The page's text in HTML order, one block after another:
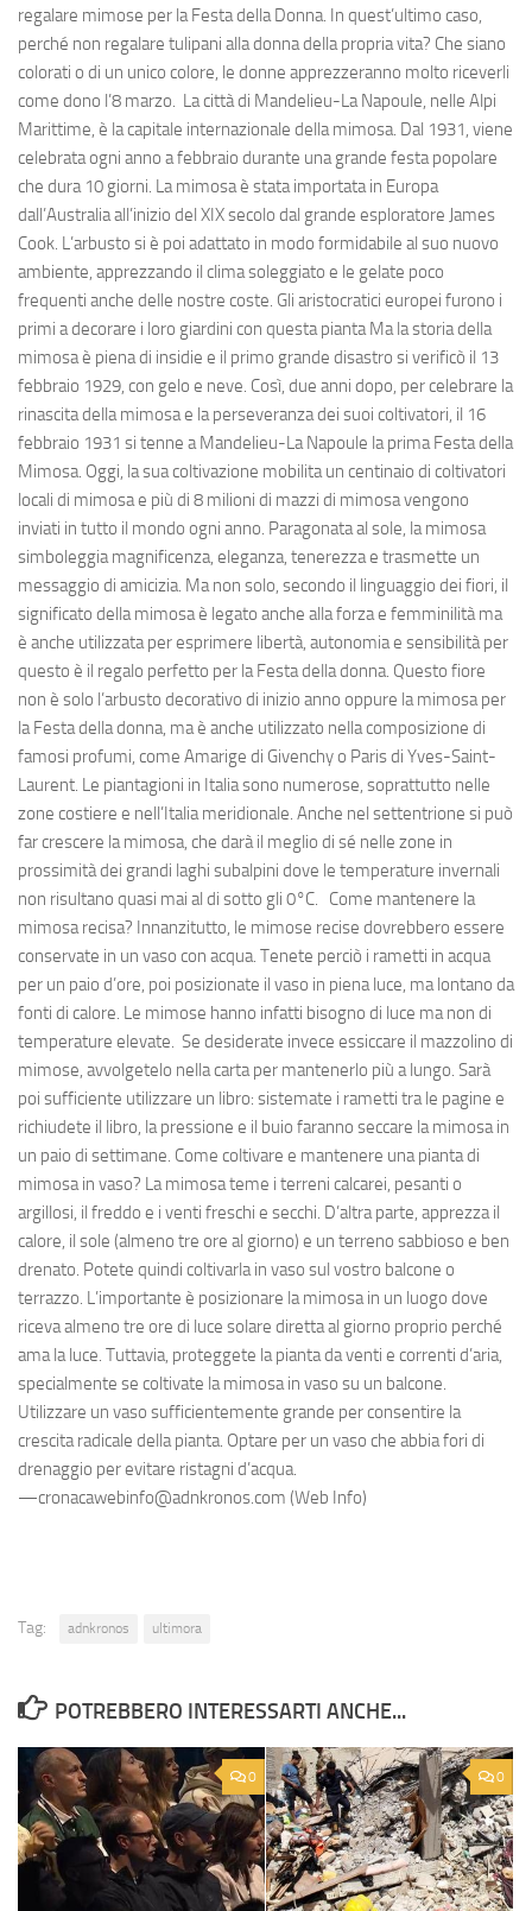
regalare mimose per la Festa della Donna. In quest’ultimo caso,
perché non regalare tulipani alla donna della propria vita? Che siano
colorati o di un unico colore, le donne apprezzeranno molto riceverli
come dono l’8 marzo. La città di Mandelieu-La Napoule, nelle Alpi
Marittime, è la capitale internazionale della mimosa. Dal 1931, viene
celebrata ogni anno a febbraio durante una grande festa popolare
che dura 10 giorni. La mimosa è stata importata in Europa
dall’Australia all’inizio del XIX secolo dal grande esploratore James
Cook. L’arbusto si è poi adattato in modo formidabile al suo nuovo
ambiente, apprezzando il clima soleggiato e le gelate poco
frequenti anche delle nostre coste. Gli aristocratici europei furono i
primi a decorare i loro giardini con questa pianta Ma la storia della
mimosa è piena di insidie e il primo grande disastro si verificò il 13
febbraio 1929, con gelo e neve. Così, due anni dopo, per celebrare la
rinascita della mimosa e la perseveranza dei suoi coltivatori, il 16
febbraio 1931 si tenne a Mandelieu-La Napoule la prima Festa della
Mimosa. Oggi, la sua coltivazione mobilita un centinaio di coltivatori
locali di mimosa e più di 8 milioni di mazzi di mimosa vengono
inviati in tutto il mondo ogni anno. Paragonata al sole, la mimosa
simboleggia magnificenza, eleganza, tenerezza e trasmette un
messaggio di amicizia. Ma non solo, secondo il linguaggio dei fiori, il
significato della mimosa è legato anche alla forza e femminilità ma
è anche utilizzata per esprimere libertà, autonomia e sensibilità per
questo è il regalo perfetto per la Festa della donna. Questo fiore
non è solo l’arbusto decorativo di inizio anno oppure la mimosa per
la Festa della donna, ma è anche utilizzato nella composizione di
famosi profumi, come Amarige di Givenchy o Paris di Yves-Saint-
Laurent. Le piantagioni in Italia sono numerose, soprattutto nelle
zone costiere e nell’Italia meridionale. Anche nel settentrione si può
far crescere la mimosa, che darà il meglio di sé nelle zone in
prossimità dei grandi laghi subalpini dove le temperature invernali
non risultano quasi mai al di sotto gli 0°C. Come mantenere la
mimosa recisa? Innanzitutto, le mimose recise dovrebbero essere
conservate in un vaso con acqua. Tenete perciò i rametti in acqua
per un paio d’ore, poi posizionate il vaso in piena luce, ma lontano da
fonti di calore. Le mimose hanno infatti bisogno di luce ma non di
temperature elevate. Se desiderate invece essiccare il mazzolino di
mimose, avvolgetelo nella carta per mantenerlo più a lungo. Sarà
poi sufficiente utilizzare un libro: sistemate i rametti tra le pagine e
richiudete il libro, la pressione e il buio faranno seccare la mimosa in
un paio di settimane. Come coltivare e mantenere una pianta di
mimosa in vaso? La mimosa teme i terreni calcarei, pesanti o
argillosi, il freddo e i venti freschi e secchi. D’altra parte, apprezza il
calore, il sole (almeno tre ore al giorno) e un terreno sabbioso e ben
drenato. Potete quindi coltivarla in vaso sul vostro balcone o
terrazzo. L’importante è posizionare la mimosa in un luogo dove
riceva almeno tre ore di luce solare diretta al giorno proprio perché
ama la luce. Tuttavia, proteggete la pianta da venti e correnti d’aria,
specialmente se coltivate la mimosa in vaso su un balcone.
Utilizzare un vaso sufficientemente grande per consentire la
crescita radicale della pianta. Optare per un vaso che abbia fori di
drenaggio per evitare ristagni d’acqua.
—cronacawebinfo@adnkronos.com (Web Info)
Tag: adnkronos ultimora
POTREBBERO INTERESSARTI ANCHE...
0 0